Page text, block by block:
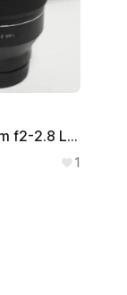
삼양 35-150mm f2-2.8 L마운트, 민트
1